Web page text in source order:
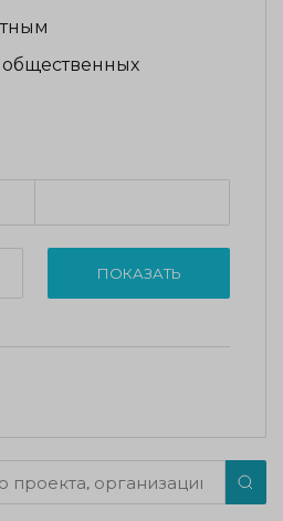
общественных
ПОКАЗАТЬ